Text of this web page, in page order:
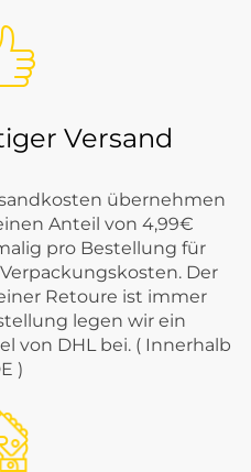
Versand
übernehmen
Anteil von 4,99€
pro Bestellung für
Der
Retoure ist immer
legen wir ein
von DHL bei. ( Innerhalb
)